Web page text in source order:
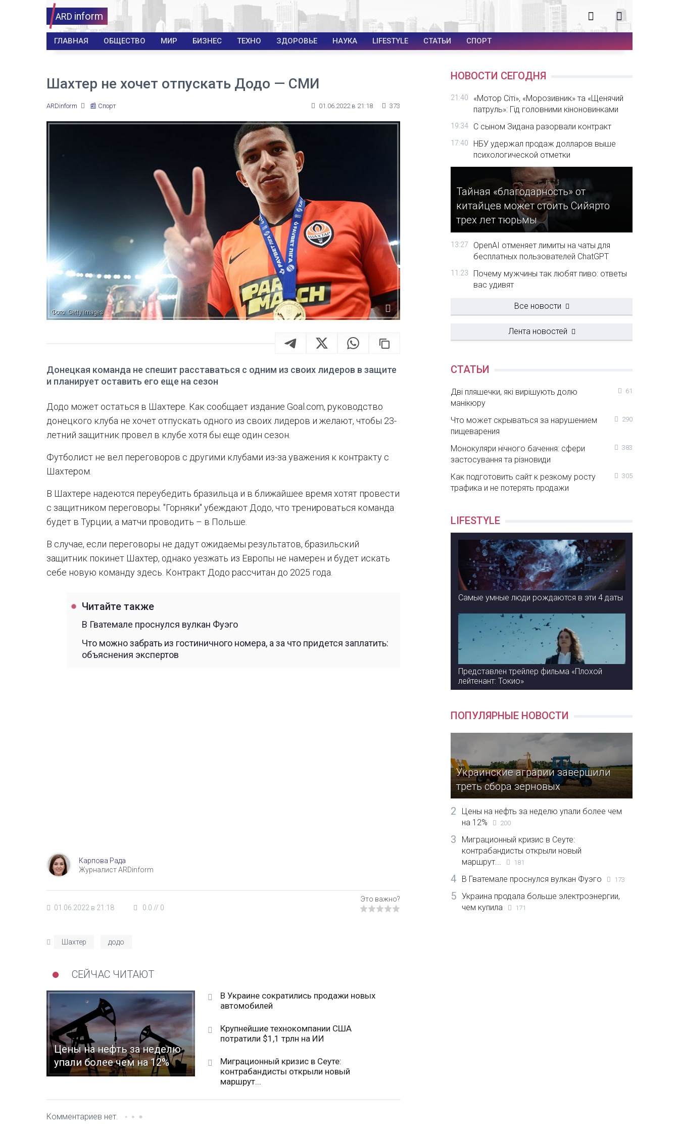
ARD inform
ГЛАВНАЯ ОБЩЕСТВО МИР БИЗНЕС ТЕХНО ЗДОРОВЬЕ НАУКА LIFESTYLE СТАТЬИ СПОРТ
Шахтер не хочет отпускать Додо — СМИ
ARDinform 📰 Спорт 01.06.2022 в 21:18 373
Фото: Getty Images
Донецкая команда не спешит расставаться с одним из своих лидеров в защите
и планирует оставить его еще на сезон
Додо может остаться в Шахтере. Как сообщает издание Goal.com, руководство
донецкого клуба не хочет отпускать одного из своих лидеров и желают, чтобы 23-
летний защитник провел в клубе хотя бы еще один сезон.
Футболист не вел переговоров с другими клубами из-за уважения к контракту с
Шахтером.
В Шахтере надеются переубедить бразильца и в ближайшее время хотят провести
с защитником переговоры. "Горняки" убеждают Додо, что тренироваться команда
будет в Турции, а матчи проводить – в Польше.
В случае, если переговоры не дадут ожидаемы результатов, бразильский
защитник покинет Шахтер, однако уезжать из Европы не намерен и будет искать
себе новую команду здесь. Контракт Додо рассчитан до 2025 года.
Читайте также
В Гватемале проснулся вулкан Фуэго
Что можно забрать из гостиничного номера, а за что придется заплатить:
объяснения экспертов
Карпова Рада
Журналист ARDinform
01.06.2022 в 21:18 0.0 // 0
Шахтер додо
СЕЙЧАС ЧИТАЮТ
Цены на нефть за неделю
упали более чем на 12%
В Украине сократились продажи новых
автомобилей
Крупнейшие технокомпании США
потратили $1,1 трлн на ИИ
Миграционный кризис в Сеуте:
контрабандисты открыли новый
маршрут...
Комментариев нет.
НОВОСТИ СЕГОДНЯ
21:40
«Мотор Сіті», «Морозивник» та «Щенячий
патруль»: Гід головними кіноновинками
19:34 С сыном Зидана разорвали контракт
17:40
НБУ удержал продаж долларов выше
психологической отметки
Тайная «благодарность» от
китайцев может стоить Сийярто
трех лет тюрьмы
13:27
OpenAI отменяет лимиты на чаты для
бесплатных пользователей ChatGPT
11:23
Почему мужчины так любят пиво: ответы
вас удивят
Все новости
Лента новостей
СТАТЬИ
Дві пляшечки, які вирішують долю
манікюру
61
Что может скрываться за нарушением
пищеварения
290
Монокуляри нічного бачення: сфери
застосування та різновиди
383
Как подготовить сайт к резкому росту
трафика и не потерять продажи
305
LIFESTYLE
Самые умные люди рождаются в эти 4 даты
Представлен трейлер фильма «Плохой
лейтенант: Токио»
ПОПУЛЯРНЫЕ НОВОСТИ
Украинские аграрии завершили
треть сбора зерновых
2
Цены на нефть за неделю упали более чем
на 12%
200
3
Миграционный кризис в Сеуте:
контрабандисты открыли новый
маршрут...
181
4 В Гватемале проснулся вулкан Фуэго 173
5
Украина продала больше электроэнергии,
чем купила
171